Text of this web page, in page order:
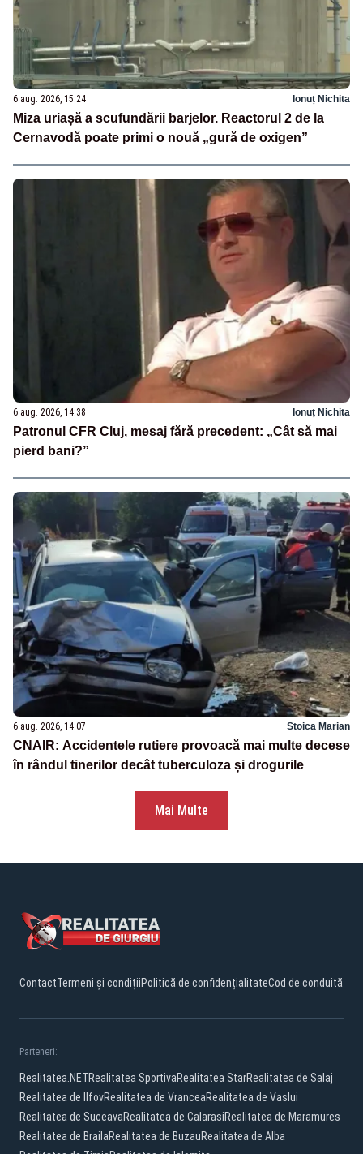
6 aug. 2026, 15:24 Ionuț Nichita
Miza uriașă a scufundării barjelor. Reactorul 2 de la
Cernavodă poate primi o nouă „gură de oxigen”
6 aug. 2026, 14:38 Ionuț Nichita
Patronul CFR Cluj, mesaj fără precedent: „Cât să mai
pierd bani?”
6 aug. 2026, 14:07 Stoica Marian
CNAIR: Accidentele rutiere provoacă mai multe decese
în rândul tinerilor decât tuberculoza și drogurile
Mai Multe
ContactTermeni și condițiiPolitică de confidențialitateCod de conduită
Parteneri:
Realitatea.NETRealitatea SportivaRealitatea StarRealitatea de Salaj
Realitatea de IlfovRealitatea de VranceaRealitatea de Vaslui
Realitatea de SuceavaRealitatea de CalarasiRealitatea de Maramures
Realitatea de BrailaRealitatea de BuzauRealitatea de Alba